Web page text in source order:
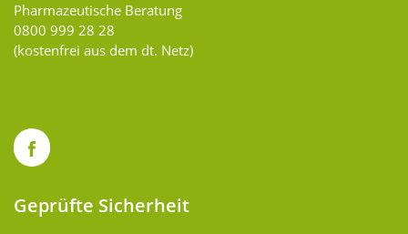
Pharmazeutische Beratung
0800 999 28 28
(kostenfrei aus dem dt. Netz)
Geprüfte Sicherheit